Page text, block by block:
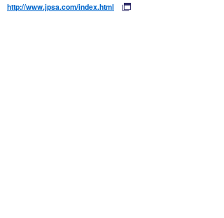
http://www.jpsa.com/index.html